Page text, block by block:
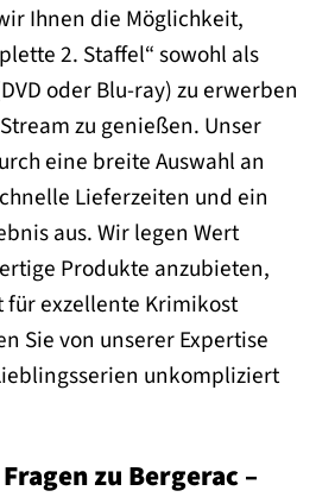
Ihnen die Möglichkeit,
2. Staffel“ sowohl als
oder Blu-ray) zu erwerben
zu genießen. Unser
eine breite Auswahl an
Lieferzeiten und ein
aus. Wir legen Wert
Produkte anzubieten,
für exzellente Krimikost
Sie von unserer Expertise
unkompliziert
zu Bergerac –